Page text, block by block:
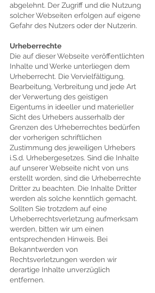
abgelehnt. Der Zugriff und die Nutzung
solcher Webseiten erfolgen auf eigene
Gefahr des Nutzers oder der Nutzerin.
Urheberrechte
Die auf dieser Webseite veröffentlichten
Inhalte und Werke unterliegen dem
Urheberrecht. Die Vervielfältigung,
Bearbeitung, Verbreitung und jede Art
der Verwertung des geistigen
Eigentums in ideeller und materieller
Sicht des Urhebers ausserhalb der
Grenzen des Urheberrechtes bedürfen
der vorherigen schriftlichen
Zustimmung des jeweiligen Urhebers
i.S.d. Urhebergesetzes. Sind die Inhalte
auf unserer Webseite nicht von uns
erstellt worden, sind die Urheberrechte
Dritter zu beachten. Die Inhalte Dritter
werden als solche kenntlich gemacht.
Sollten Sie trotzdem auf eine
Urheberrechtsverletzung aufmerksam
werden, bitten wir um einen
entsprechenden Hinweis. Bei
Bekanntwerden von
Rechtsverletzungen werden wir
derartige Inhalte unverzüglich
entfernen.